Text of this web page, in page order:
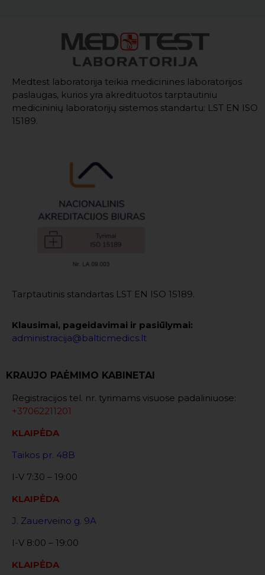
Medtest laboratorija teikia medicinines laboratorijos
paslaugas, kurios yra akredituotos tarptautiniu
medicininių laboratorijų sistemos standartu: LST EN ISO
15189.
Tarptautinis standartas LST EN ISO 15189.
Klausimai, pageidavimai ir pasiūlymai:
administracija@balticmedics.lt
KRAUJO PAĖMIMO KABINETAI
Registracijos tel. nr. tyrimams visuose padaliniuose:
+37062211201
KLAIPĖDA
Taikos pr. 48B
I-V 7:30 – 19:00
KLAIPĖDA
J. Zauerveino g. 9A
I-V 8:00 – 19:00
KLAIPĖDA